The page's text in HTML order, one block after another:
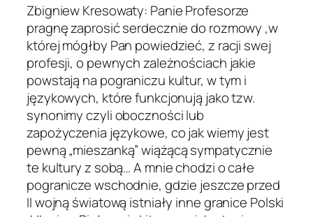
Zbigniew Kresowaty: Panie Profesorze
pragnę zaprosić serdecznie do rozmowy ,w
której mógłby Pan powiedzieć, z racji swej
profesji, o pewnych zależnościach jakie
powstają na pograniczu kultur, w tym i
językowych, które funkcjonują jako tzw.
synonimy czyli oboczności lub
zapożyczenia językowe, co jak wiemy jest
pewną „mieszanką” wiążącą sympatycznie
te kultury z sobą… A mnie chodzi o całe
pogranicze wschodnie, gdzie jeszcze przed
II wojną światową istniały inne granice Polski